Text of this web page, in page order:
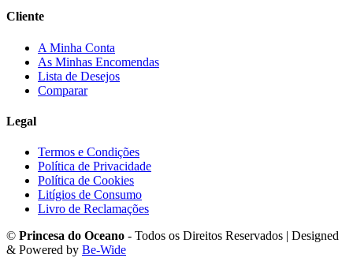
Cliente
A Minha Conta
As Minhas Encomendas
Lista de Desejos
Comparar
Legal
Termos e Condições
Política de Privacidade
Política de Cookies
Litígios de Consumo
Livro de Reclamações
© Princesa do Oceano - Todos os Direitos Reservados | Designed
& Powered by Be-Wide